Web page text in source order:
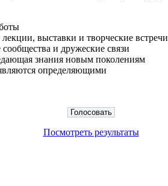
выставки и творческие встречи
и дружеские связи
знания новым поколениям
определяющими
Посмотреть результаты